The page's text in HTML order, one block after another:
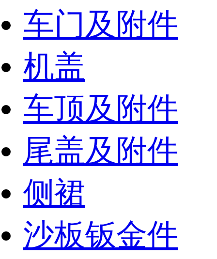
车门及附件
机盖
车顶及附件
尾盖及附件
侧裙
沙板钣金件